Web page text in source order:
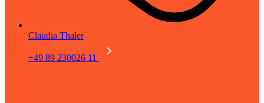
Claudia Thaler
+49 89 230026 11